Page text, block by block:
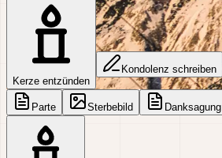
Kerze entzünden
Kondolenz schreiben
Parte Sterbebild Danksagung